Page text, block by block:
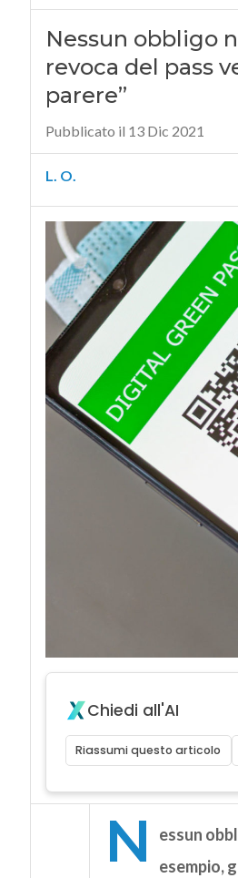
Nessun obbligo
revoca del pass
parere”
Pubblicato il 13 Dic 2021
L. O.
Chiedi all'AI
Riassumi questo articolo
N essun
esempio,